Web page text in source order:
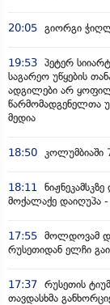
20:05 გიორგი
19:53 პეტერ
საგარეო უწყების
ადგილები არ
წარმომადგენელთა
მედია
18:50 კოლუმბიაში
18:11
მოქალაქე დაიღუპა -
17:55 მოლდოვამ
რუსეთიდან ელჩი
17:37 რუსეთის
თავდასხმა